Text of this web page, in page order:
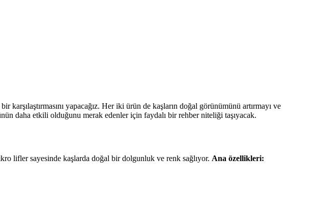
yapacağız. Her iki ürün de kaşların doğal görünümünü artırmayı ve
daha etkili olduğunu merak edenler için faydalı bir rehber niteliği taşıyacak.
lifler sayesinde kaşlarda doğal bir dolgunluk ve renk sağlıyor. Ana özellikleri: